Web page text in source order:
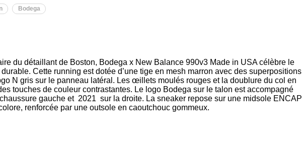
Bodega
du détaillant de Boston, Bodega x New Balance 990v3 Made in USA célèbre le
Cette running est dotée d’une tige en mesh marron avec des superpositions
N gris sur le panneau latéral. Les œillets moulés rouges et la doublure du col en
touches de couleur contrastantes. Le logo Bodega sur le talon est accompagné
gauche et 2021 sur la droite. La sneaker repose sur une midsole ENCAP
renforcée par une outsole en caoutchouc gommeux.